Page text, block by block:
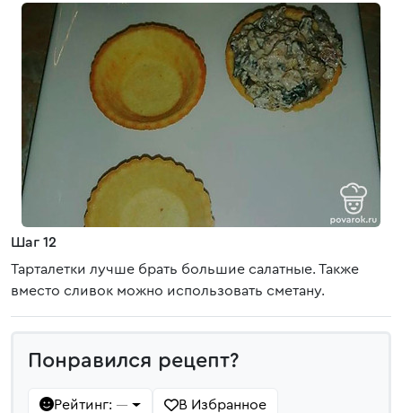
Шаг 12
Тарталетки лучше брать большие салатные. Также
вместо сливок можно использовать сметану.
Понравился рецепт?
Рейтинг: — В Избранное